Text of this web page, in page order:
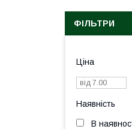
ФІЛЬТРИ
Ціна
Наявність
В